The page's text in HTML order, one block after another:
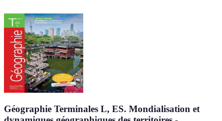
Géographie Terminales L, ES. Mondialisation et